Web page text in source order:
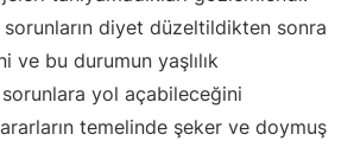
sorunların diyet düzeltildikten sonra
ve bu durumun yaşlılık
yol açabileceğini
temelinde şeker ve doymuş